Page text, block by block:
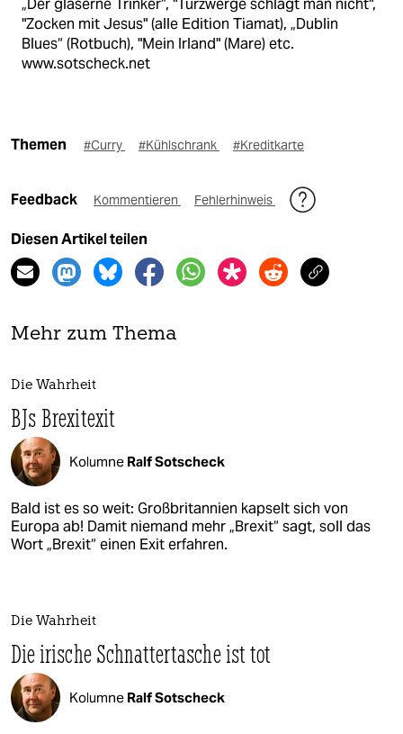
„Der gläserne Trinker“, "Türzwerge schlägt man nicht",
"Zocken mit Jesus" (alle Edition Tiamat), „Dublin
Blues“ (Rotbuch), "Mein Irland" (Mare) etc.
www.sotscheck.net
Themen #Curry #Kühlschrank #Kreditkarte
Feedback Kommentieren Fehlerhinweis
Diesen Artikel teilen
Mehr zum Thema
Die Wahrheit
BJs Brexitexit
Kolumne Ralf Sotscheck
Bald ist es so weit: Großbritannien kapselt sich von
Europa ab! Damit niemand mehr „Brexit“ sagt, soll das
Wort „Brexit“ einen Exit erfahren.
Die Wahrheit
Die irische Schnattertasche ist tot
Kolumne Ralf Sotscheck